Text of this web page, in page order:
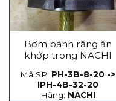
Bơm bánh răng ăn
khớp trong NACHI
Mã SP: PH-3B-8-20 ->
IPH-4B-32-20
Hãng: NACHI